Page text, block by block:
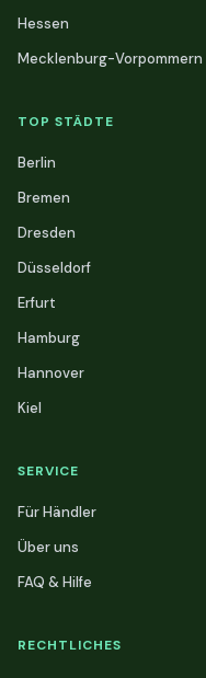
Hessen
Mecklenburg-Vorpommern
TOP STÄDTE
Berlin
Bremen
Dresden
Düsseldorf
Erfurt
Hamburg
Hannover
Kiel
SERVICE
Für Händler
Über uns
FAQ & Hilfe
RECHTLICHES